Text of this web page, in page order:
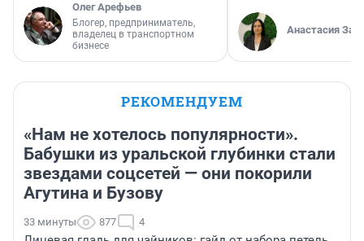
Олег Арефьев
Блогер, предприниматель,
владелец в транспортном
бизнесе
Анастасия
РЕКОМЕНДУЕМ
«Нам не хотелось популярности».
Бабушки из уральской глубинки стали
звездами соцсетей — они покорили
Агутина и Бузову
33 минуты 877 4